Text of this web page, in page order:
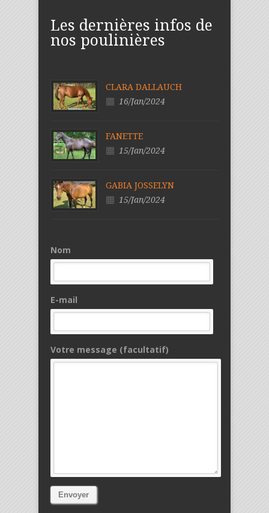
Les dernières infos de
nos poulinières
CLARA DALLAUCH
16/Jan/2024
FANETTE
15/Jan/2024
GABIA JOSSELYN
15/Jan/2024
Nom
E-mail
Votre message (facultatif)